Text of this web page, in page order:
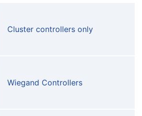
Cluster controllers only
Wiegand Controllers